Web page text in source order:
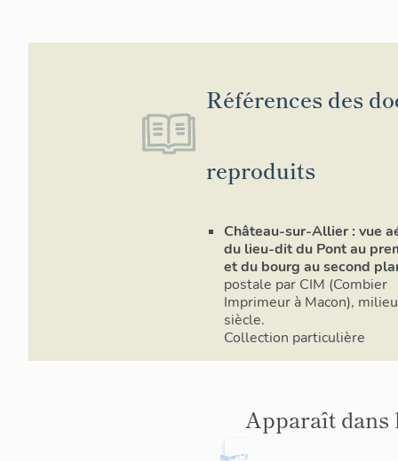
Références des
reproduits
Château-sur-Allier : vue
du lieu-dit du Pont au
et du bourg au second
postale par CIM (Combier
Imprimeur à Macon),
siècle.
Collection particulière
Apparaît dans